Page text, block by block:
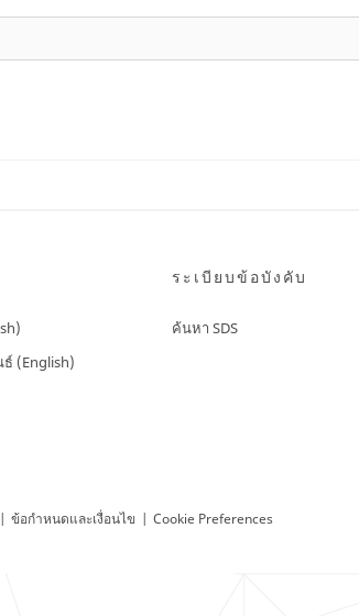
(English)
ระเบียบข้อบังคับ
ค้นหา SDS
| ข้อกำหนดและเงื่อนไข | Cookie Preferences